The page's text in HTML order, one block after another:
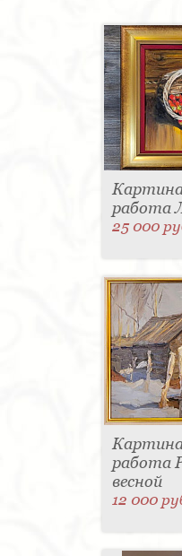
работа
25 000
работа
весной
12 000